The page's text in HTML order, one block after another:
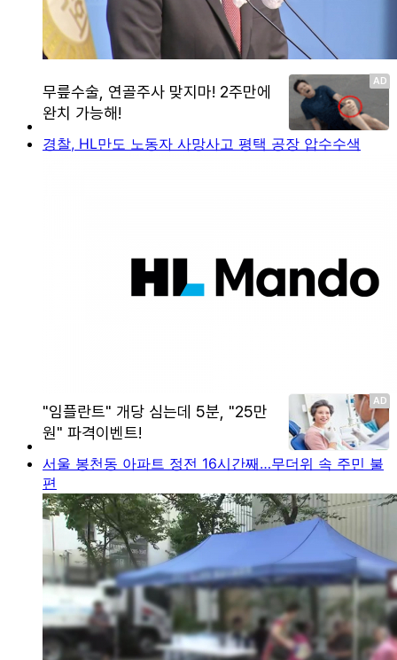
경찰, HL만도 노동자 사망사고 평택 공장 압수수색
서울 봉천동 아파트 정전 16시간째…무더위 속 주민 불
편